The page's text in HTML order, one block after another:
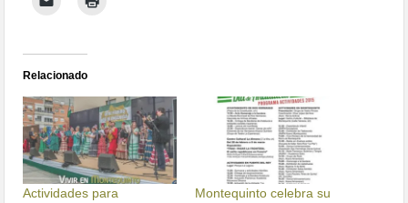
Relacionado
Actividades para
Montequinto celebra su